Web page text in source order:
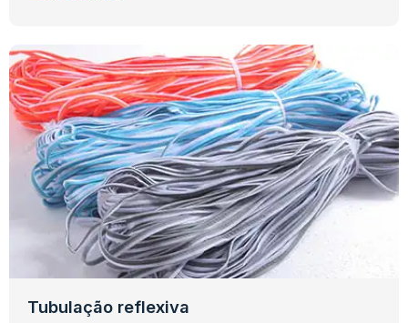
Tubulação reflexiva